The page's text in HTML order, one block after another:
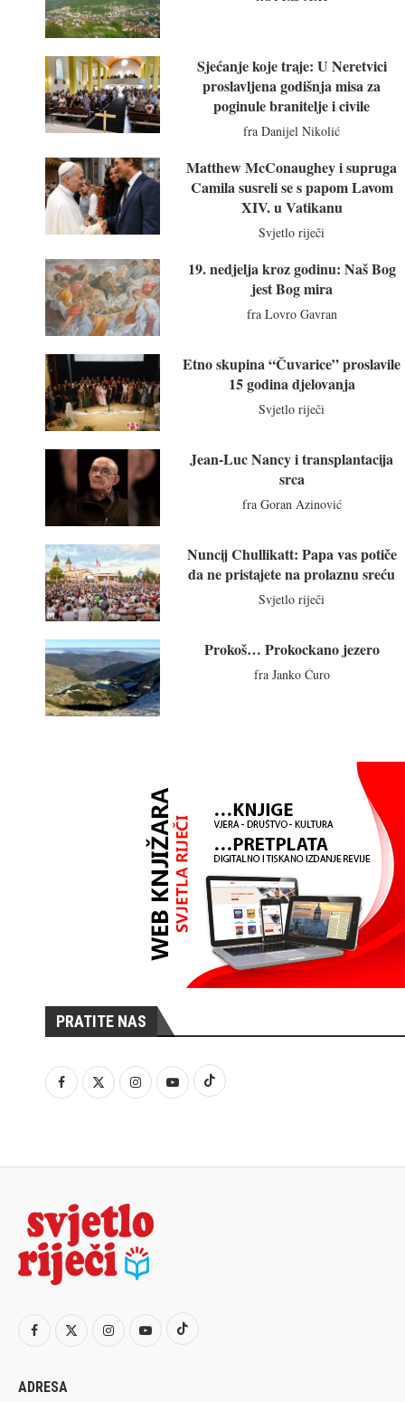
Sjećanje koje traje: U Neretvici
proslavljena godišnja misa za
poginule branitelje i civile
fra Danijel Nikolić
Matthew McConaughey i supruga
Camila susreli se s papom Lavom
XIV. u Vatikanu
Svjetlo riječi
19. nedjelja kroz godinu: Naš Bog
jest Bog mira
fra Lovro Gavran
Etno skupina “Čuvarice” proslavile
15 godina djelovanja
Svjetlo riječi
Jean-Luc Nancy i transplantacija
srca
fra Goran Azinović
Nuncij Chullikatt: Papa vas potiče
da ne pristajete na prolaznu sreću
Svjetlo riječi
Prokoš… Prokockano jezero
fra Janko Ćuro
PRATITE NAS
ADRESA